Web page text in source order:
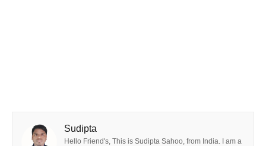
Sudipta
Hello Friend's, This is Sudipta Sahoo, from India. I am a